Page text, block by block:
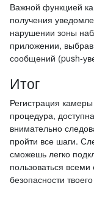
Важной функцией
получения
нарушении зоны
приложении,
сообщений (push-
Итог
Регистрация
процедура,
внимательно
пройти все шаги.
сможешь легко
пользоваться
безопасности